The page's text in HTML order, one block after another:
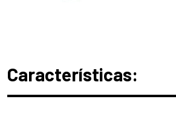
Características: